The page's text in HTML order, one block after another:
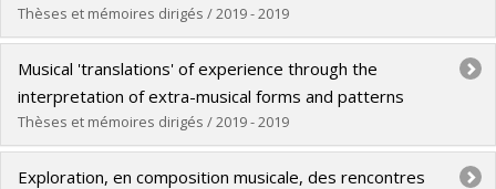
Diplôme obtenu :D. Mus.
Lien vers le document dans Papyrus
Thèses et mémoires dirigés / 2019 - 2019
Diplômé(e) :Teimourian, Arash
Cycle :Maîtrise
Diplôme obtenu :M.A.
Lien vers le document dans Papyrus
Musical 'translations' of experience through the
interpretation of extra-musical forms and patterns
Thèses et mémoires dirigés / 2019 - 2019
Diplômé(e) :Devaux, Keiko
Exploration, en composition musicale, des rencontres